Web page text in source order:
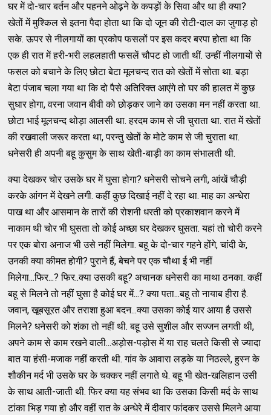
घर में दो-चार बर्तन और पहनने ओढ़ने के कपड़ों के सिवा और था ही क्‍या?
खेतों में मुश्‍किल से इतना पैदा होता था कि दो जून की रोटी-दाल का जुगाड़ हो
सके. ऊपर से नीलगायों का प्रकोप फसलों पर इस कदर बरपा होता था कि
एक ही रात में हरी-भरी लहलहाती फसलें चौपट हो जाती थीं. उन्‍हीं नीलगायों से
फसल को बचाने के लिए छोटा बेटा मूलचन्‍द रात को खेतों में सोता था. बड़ा
बेटा पंजाब चला गया था कि दो पैसे अतिरिक्‍त आएंगे तो घर की हालत में कुछ
सुधार होगा, वरना जवान बीवी को छोड़कर जाने का उसका मन नहीं करता था.
छोटा भाई मूलचन्‍द थोड़ा आलसी था. हरदम काम से जी चुराता था. रात में खेतों
की रखवाली जरूर करता था, परन्‍तु खेतों के मोटे काम से जी चुराता था.
धनेसरी ही अपनी बहू कुसुम के साथ खेती-बाड़ी का काम संभालती थी.
क्‍या देखकर चोर उसके घर में घुसा होगा? धनेसरी सोचने लगी, आंखें चौड़ी
करके आंगन में देखने लगी. कहीं कुछ दिखाई नहीं दे रहा था. माह का अन्धेरा
पाख था और आसमान के तारों की रोशनी धरती को प्रकाशवान करने में
नाकाम थी चोर भी घुसता तो कोई अच्‍छा घर देखकर घुसता. यहां तो चोरी करने
पर एक बोरा अनाज भी उसे नहीं मिलेगा. बहू के दो-चार गहने होंगे, चांदी के,
उनकी क्‍या कीमत होगी? पुराने हैं, बेचने पर एक चौथा ई भी नहीं
मिलेगा...फिर...? फिर..क्‍या उसकी बहू? अचानक धनेसरी का माथा ठनका. कहीं
बहू से मिलने तो नहीं घुसा है कोई घर में...? क्‍या पता...बहू तो नायाब हीरा है.
जवान, खूबसूरत और तराशा हुआ बदन...क्‍या उसका कोई यार आया है उससे
मिलने? धनेसरी को शंका तो नहीं थी. बहू उसे सुशील और सज्‍जन लगती थी,
अपने काम से काम रखने वाली...अड़ोस-पड़ोस में या राह चलते किसी से ज्‍यादा
बात या हंसी-मजाक नहीं करती थी. गांव के आवारा लड़के या निठल्‍ले, हुस्‍न के
शौकीन मर्द भी उसके घर के चक्‍कर नहीं लगाते थे. बहू भी खेत-खलिहान उसी
के साथ आती-जाती थी. फिर क्‍या यह संभव था कि उसका किसी मर्द के साथ
टांका भिड़ गया हो और वहीं रात के अन्धेरे में दीवार फांदकर उससे मिलने आया